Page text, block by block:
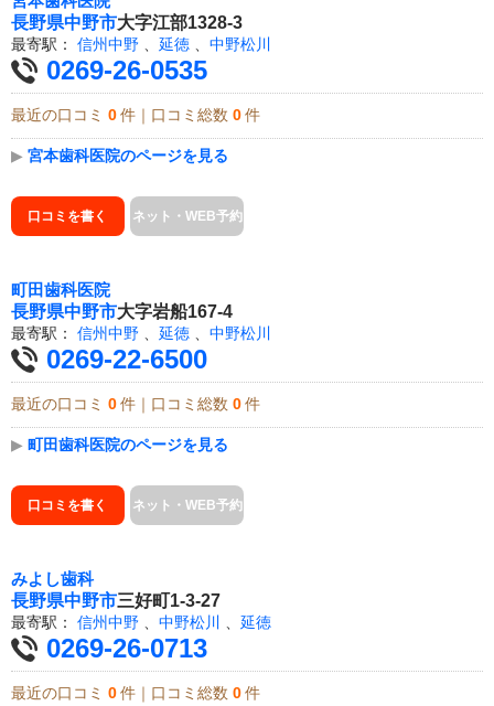
長野県中野市大字江部1328-3
最寄駅： 信州中野 延徳 中野松川
0269-26-0535
最近の口コミ 0 件｜口コミ総数 0 件
▶ 宮本歯科医院のページを見る
口コミを書く ネット・WEB予約
町田歯科医院
長野県中野市大字岩船167-4
最寄駅： 信州中野 延徳 中野松川
0269-22-6500
最近の口コミ 0 件｜口コミ総数 0 件
▶ 町田歯科医院のページを見る
口コミを書く ネット・WEB予約
みよし歯科
長野県中野市三好町1-3-27
最寄駅： 信州中野 中野松川 延徳
0269-26-0713
最近の口コミ 0 件｜口コミ総数 0 件